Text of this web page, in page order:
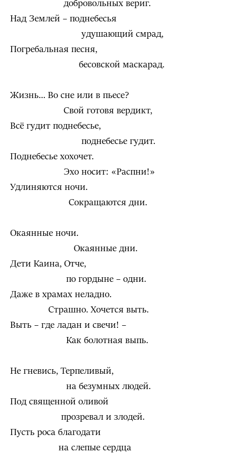
добровольных вериг.
Над Землей – поднебесья
удушающий смрад,
Погребальная песня,
бесовской маскарад.
Жизнь… Во сне или в пьесе?
Свой готовя вердикт,
Всё гудит поднебесье,
поднебесье гудит.
Поднебесье хохочет.
Эхо носит: «Распни!»
Удлиняются ночи.
Сокращаются дни.
Окаянные ночи.
Окаянные дни.
Дети Каина, Отче,
по гордыне – одни.
Даже в храмах неладно.
Страшно. Хочется выть.
Выть – где ладан и свечи! –
Как болотная выпь.
Не гневись, Терпеливый,
на безумных людей.
Под священной оливой
прозревал и злодей.
Пусть роса благодати
на слепые сердца